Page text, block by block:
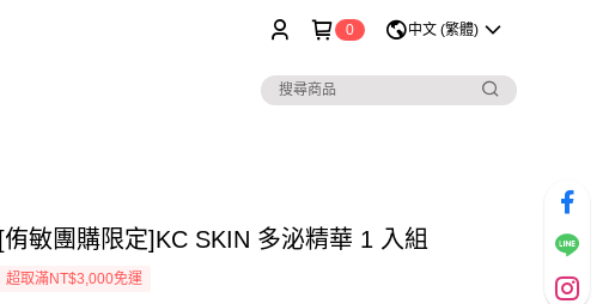
0 中文 (繁體)
[侑敏團購限定]KC SKIN 多泌精華 1 入組
超取滿NT$3,000免運